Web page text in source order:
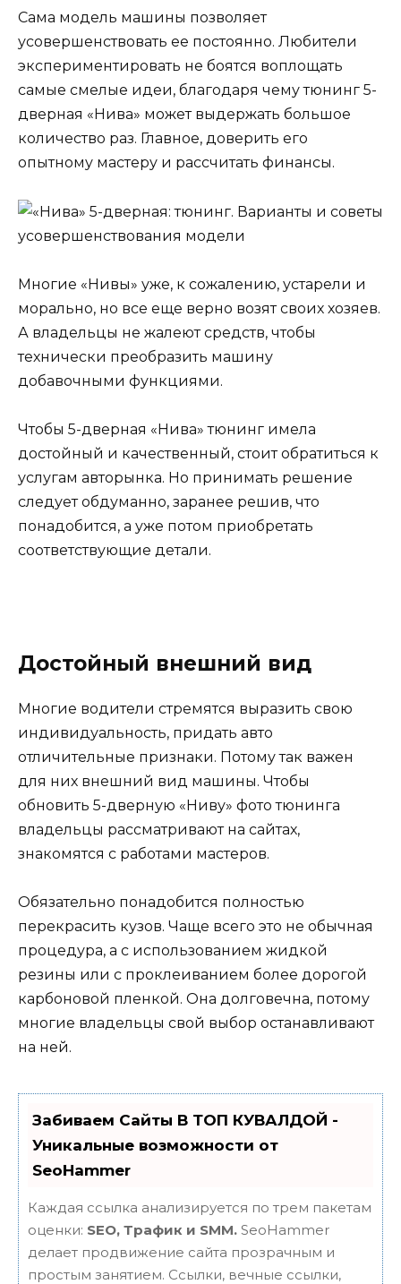
Сама модель машины позволяет
усовершенствовать ее постоянно. Любители
экспериментировать не боятся воплощать
самые смелые идеи, благодаря чему тюнинг 5-
дверная «Нива» может выдержать большое
количество раз. Главное, доверить его
опытному мастеру и рассчитать финансы.
Многие «Нивы» уже, к сожалению, устарели и
морально, но все еще верно возят своих хозяев.
А владельцы не жалеют средств, чтобы
технически преобразить машину
добавочными функциями.
Чтобы 5-дверная «Нива» тюнинг имела
достойный и качественный, стоит обратиться к
услугам авторынка. Но принимать решение
следует обдуманно, заранее решив, что
понадобится, а уже потом приобретать
соответствующие детали.
Достойный внешний вид
Многие водители стремятся выразить свою
индивидуальность, придать авто
отличительные признаки. Потому так важен
для них внешний вид машины. Чтобы
обновить 5-дверную «Ниву» фото тюнинга
владельцы рассматривают на сайтах,
знакомятся с работами мастеров.
Обязательно понадобится полностью
перекрасить кузов. Чаще всего это не обычная
процедура, а с использованием жидкой
резины или с проклеиванием более дорогой
карбоновой пленкой. Она долговечна, потому
многие владельцы свой выбор останавливают
на ней.
Забиваем Сайты В ТОП КУВАЛДОЙ -
Уникальные возможности от
SeoHammer
Каждая ссылка анализируется по трем пакетам
оценки: SEO, Трафик и SMM. SeoHammer
делает продвижение сайта прозрачным и
простым занятием. Ссылки, вечные ссылки,